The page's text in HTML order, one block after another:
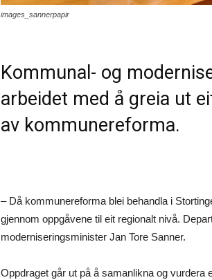
images_sannerpapir
Kommunal- og
arbeidet med å greia ut
av kommunereforma.
– Då kommunereforma blei behandla i
gjennom oppgåvene til eit regionalt nivå.
moderniseringsminister Jan Tore Sanner.
Oppdraget går ut på å samanlikna og vurdera